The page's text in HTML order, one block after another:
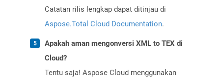
Catatan rilis lengkap dapat ditinjau di
Aspose.Total Cloud Documentation.
Apakah aman mengonversi XML to TEX di
Cloud?
Tentu saja! Aspose Cloud menggunakan